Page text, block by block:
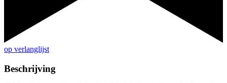
op verlanglijst
Beschrijving